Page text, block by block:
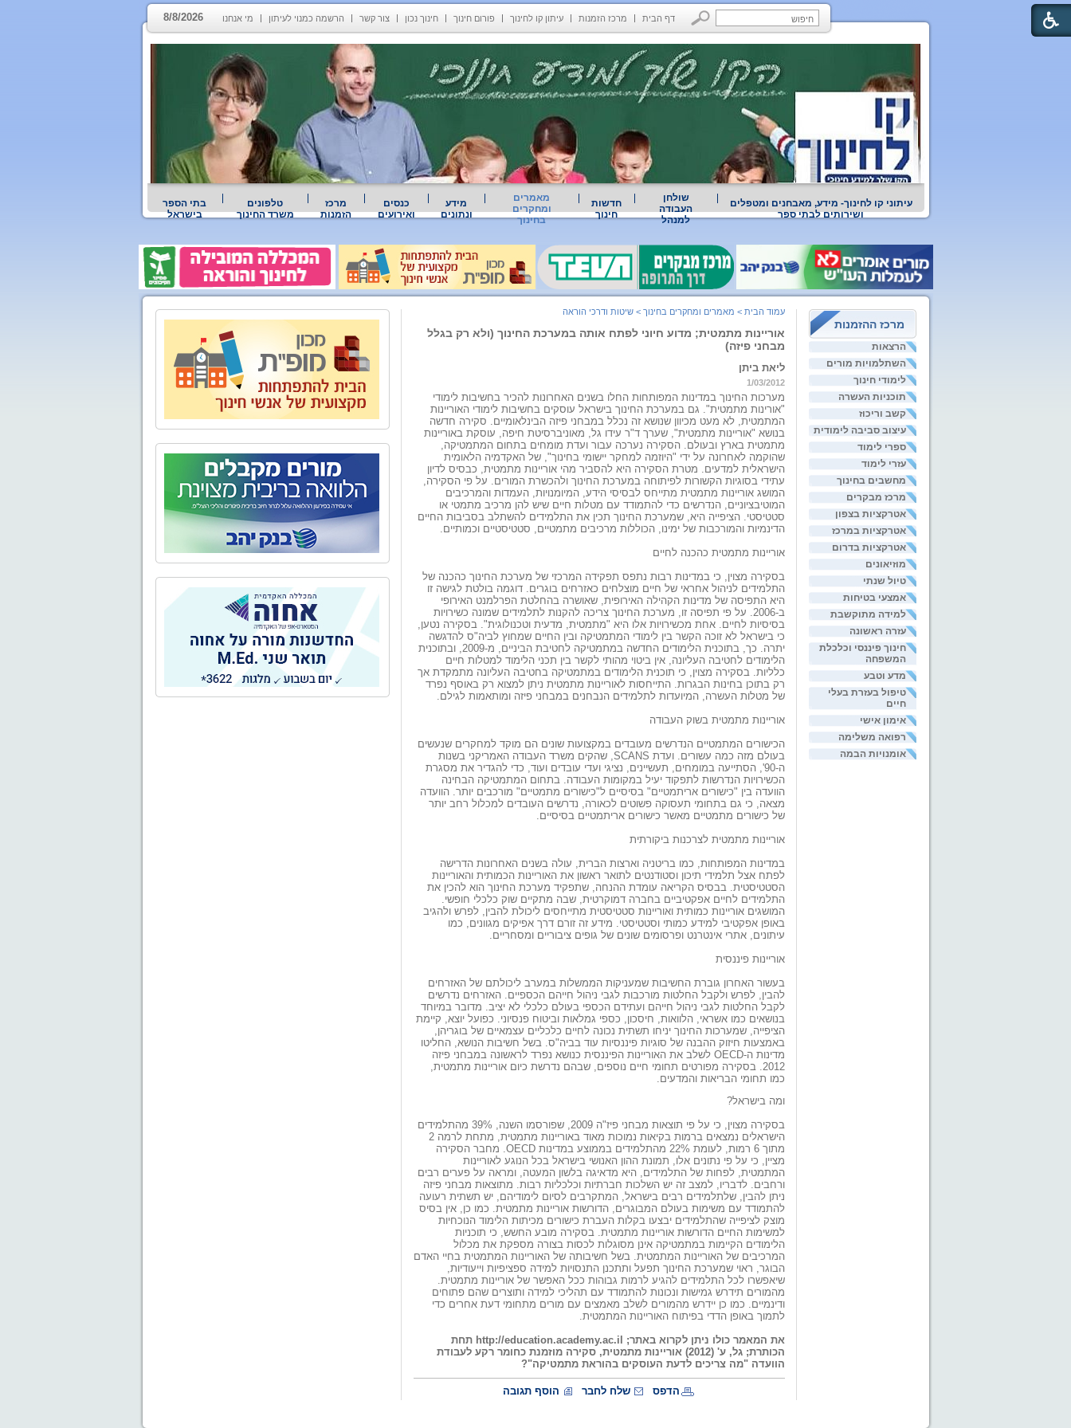
דף הבית מרכז הזמנות עיתון קו לחינוך פורום חינוך חינוך נכון צור קשר הרשמה כמנוי לעיתון מי אנחנו 8/8/2026
עיתוני קו לחינוך- מידע, מאבחנים ומטפלים
ושירותים לבתי ספר
שולחן
העבודה
למנהל
חדשות
חינוך
מאמרים
ומחקרים
בחינוך
מידע
ונתונים
כנסים
ואירועים
מרכז
הזמנות
טלפונים
משרד החינוך
בתי הספר
בישראל
מרכז ההזמנות
הרצאות
השתלמויות מורים
לימודי חינוך
תוכניות העשרה
קשב וריכוז
עיצוב סביבה לימודית
ספרי לימוד
עזרי לימוד
מחשבים בחינוך
מרכז מבקרים
אטרקציות בצפון
אטרקציות במרכז
אטרקציות בדרום
מוזיאונים
טיול שנתי
אמצעי בטיחות
למידה מתוקשבת
עזרה ראשונה
חינוך פיננסי וכלכלת
המשפחה
מדע וטבע
טיפול בעזרת בעלי
חיים
אימון אישי
רפואה משלימה
אומנויות הבמה
עמוד הבית > מאמרים ומחקרים בחינוך > שיטות ודרכי הוראה
אוריינות מתמטית; מדוע חיוני לפתח אותה במערכת החינוך (ולא רק בגלל
מבחני פיזה)
ליאת ביתן
1/03/2012
מערכות החינוך במדינות המפותחות החלו בשנים האחרונות להכיר בחשיבות לימודי
"אורינות מתמטית". גם במערכת החינוך בישראל עוסקים בחשיבות לימודי האוריינות
המתמטית, לא מעט מכיוון שנושא זה נכלל במבחני פיזה הבינלאומיים. סקירה חדשה
בנושא "אוריינות מתמטית", שערך ד"ר עידו גל, מאוניברסיטת חיפה, עוסקת באוריינות
מתמטית בארץ ובעולם. הסקירה נערכה עבור ועדת מומחים בתחום המתמטיקה,
שהוקמה לאחרונה על ידי "היוזמה למחקר יישומי בחינוך", של האקדמיה הלאומית
הישראלית למדעים. מטרת הסקירה היא להסביר מהי אוריינות מתמטית, כבסיס לדיון
עתידי בסוגיות הקשורות לפיתוחה במערכת החינוך ולהכשרת המורים. על פי הסקירה,
המושג אוריינות מתמטית מתייחס לבסיסי הידע, המיומנויות, העמדות והמרכיבים
המוטיבציוניים, הנדרשים כדי להתמודד עם מטלות חיים שיש להן מרכיב מתמטי או
סטטיסטי. הציפייה היא, שמערכת החינוך תכין את התלמידים להשתלב בסביבות החיים
הדינמיות והמורכבות של ימינו, הכוללות מרכיבים מתמטיים, סטטיסטיים וכמותיים.
אוריינות מתמטית כהכנה לחיים
בסקירה מצוין, כי במדינות רבות נתפס תפקידה המרכזי של מערכת החינוך כהכנה של
התלמידים לניהול אחראי של חיים מוצלחים כאזרחים בוגרים. דוגמה בולטת לגישה זו
היא התפיסה של מדינות הקהילה האירופית, שאושרה בהחלטת הפרלמנט האירופי
ב-2006. על פי תפיסה זו, מערכת החינוך צריכה להקנות לתלמידים שמונה כשירויות
בסיסיות לחיים. אחת מכשירויות אלו היא "מתמטית, מדעית וטכנולוגית". בסקירה נטען,
כי בישראל לא זוכה הקשר בין לימודי המתמטיקה ובין החיים שמחוץ לביה"ס להדגשה
יתרה. כך, בתוכנית הלימודים החדשה במתמטיקה לחטיבת הביניים, מ-2009, ובתוכנית
הלימודים לחטיבה העליונה, אין ביטוי מהותי לקשר בין תכני הלימוד למטלות חיים
כלליות. בסקירה מצוין, כי תוכנית הלימודים במתמטיקה בחטיבה העליונה מתמקדת אך
רק בתוכן בחינות הבגרות. התייחסות לאוריינות מתמטית ניתן למצוא רק באוסף נפרד
של מטלות העשרה, המיועדות לתלמידים הנבחנים במבחני פיזה ומותאמות לגילם.
אוריינות מתמטית בשוק העבודה
הכישורים המתמטיים הנדרשים מעובדים במקצועות שונים הם מוקד למחקרים שנעשים
בעולם מזה כמה עשורים. ועדת SCANS, שהקים משרד העבודה האמריקני בשנות
ה-90', הסתייעה במומחים, תעשיינים, נציגי ועדי עובדים ועוד, כדי להגדיר את מסגרת
הכשירויות הנדרשות לתפקוד יעיל במקומות העבודה. בתחום המתמטיקה הבחינה
הוועדה בין "כישורים אריתמטיים" בסיסיים ל"כישורים מתמטיים" מורכבים יותר. הוועדה
מצאה, כי גם בתחומי תעסוקה פשוטים לכאורה, נדרשים העובדים למכלול רחב יותר
של כישורים מתמטיים מאשר כישורים אריתמטיים בסיסיים.
אוריינות מתמטית לצרכנות ביקורתית
במדינות המפותחות, כמו בריטניה וארצות הברית, עולה בשנים האחרונות הדרישה
לפתח אצל תלמידי תיכון וסטודנטים לתואר ראשון את האוריינות הכמותית והאוריינות
הסטטיסטית. בבסיס הקריאה עומדת ההנחה, שתפקיד מערכת החינוך הוא להכין את
התלמידים לחיים אפקטיביים בחברה דמוקרטית, שבה מתקיים שוק כלכלי חופשי.
המושגים אוריינות כמותית ואוריינות סטטיסטית מתייחסים ליכולת להבין, לפרש ולהגיב
באופן אפקטיבי למידע כמותי וסטטיסטי. מידע זה זורם דרך אפיקים מגוונים, כמו
עיתונים, אתרי אינטרנט ופרסומים שונים של גופים ציבוריים ומסחריים.
אוריינות פיננסית
בעשור האחרון גוברת החשיבות שמעניקות הממשלות במערב ליכולתם של האזרחים
להבין, לפרש ולקבל החלטות מורכבות לגבי ניהול חייהם הכספיים. האזרחים נדרשים
לקבל החלטות לגבי ניהול חייהם ועתידם הכספי בעולם כלכלי לא יציב. מדובר במיוחד
בנושאים כמו אשראי, הלוואות, חיסכון, כספי גמלאות וביטוח פנסיוני. כפועל יוצא, קיימת
הציפייה, שמערכות החינוך יניחו תשתית נכונה לחיים כלכליים עצמאיים של בוגריהן,
באמצעות חיזוק ההבנה של סוגיות פיננסיות עוד בביה"ס. בשל חשיבות הנושא, החליטו
מדינות ה-OECD לשלב את האוריינות הפיננסית כנושא נפרד לראשונה במבחני פיזה
2012. בסקירה מפורטים תחומי חיים נוספים, שבהם נדרשת כיום אוריינות מתמטית,
כמו תחומי הבריאות והמדעים.
ומה בישראל?
בסקירה מצוין, כי על פי תוצאות מבחני פיז"ה 2009, שפורסמו השנה, 39% מהתלמידים
הישראלים נמצאים ברמות בקיאות נמוכות מאוד באוריינות מתמטית, מתחת לרמה 2
מתוך 6 רמות, לעומת 22% מהתלמידים בממוצע במדינות OECD. מחבר הסקירה
מציין, כי על פי נתונים אלו, תמונת ההון האנושי בישראל בכל הנוגע לאוריינות
המתמטית, לפחות של התלמידים, היא מדאיגה בלשון המעטה, ומראה על פערים רבים
ורחבים. לדבריו, למצב זה יש השלכות חברתיות וכלכליות רבות. מתוצאות מבחני פיזה
ניתן להבין, שלתלמידים רבים בישראל, המתקרבים לסיום לימודיהם, יש תשתית רעועה
להתמודד עם משימות בעולם המבוגרים, הדורשות אוריינות מתמטית. כמו כן, אין בסיס
מוצק לציפייה שהתלמידים יבצעו בקלות העברת כישורים מכיתות הלימוד הנוכחיות
למשימות החיים הדורשות אוריינות מתמטית. בסקירה מובע החשש, כי תוכניות
הלימודים הקיימות במתמטיקה אינן מסוגלות לכסות בצורה מספקת את מכלול
המרכיבים של האוריינות המתמטית. בשל חשיבותה של האוריינות המתמטית בחיי האדם
הבוגר, ראוי שמערכת החינוך תפעל ותתכנן התנסויות למידה ספציפיות וייעודיות,
שיאפשרו לכל התלמידים להגיע לרמות גבוהות ככל האפשר של אוריינות מתמטית.
מהמורים תידרש גמישות ונכונות להתמודד עם תהליכי למידה ותוצרים שהם פתוחים
ודינמיים. כמו כן יידרש מהמורים לשלב מאמצים עם מורים מתחומי דעת אחרים כדי
לתמוך באופן הדדי בפיתוח האוריינות המתמטית.
את המאמר כולו ניתן לקרוא באתר; http://education.academy.ac.il תחת
הכותרת; גל, ע' (2012) אוריינות מתמטית, סקירה מוזמנת כחומר רקע לעבודת
הוועדה "מה צריכים לדעת העוסקים בהוראת מתמטיקה"?
הדפס שלח לחבר הוסף תגובה